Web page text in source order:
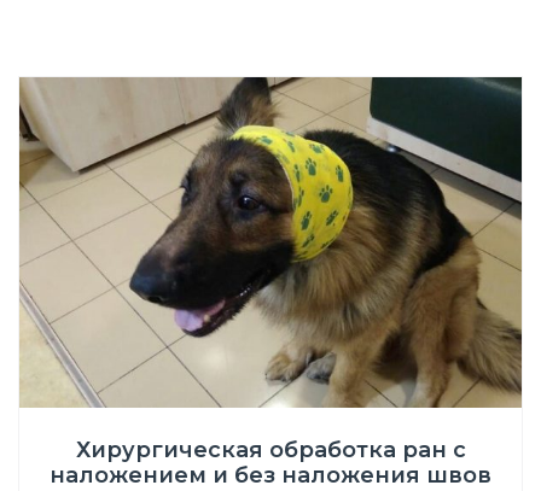
Хирургическая обработка ран с
наложением и без наложения швов